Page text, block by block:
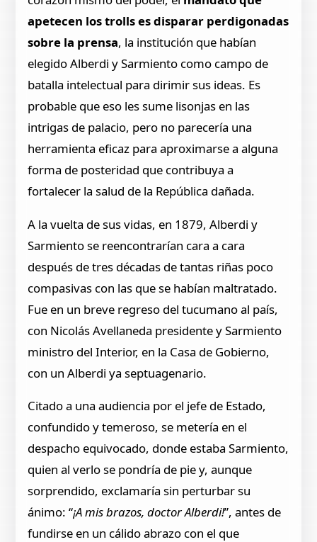
apetecen los trolls es disparar perdigonadas
sobre la prensa, la institución que habían
elegido Alberdi y Sarmiento como campo de
batalla intelectual para dirimir sus ideas. Es
probable que eso les sume lisonjas en las
intrigas de palacio, pero no parecería una
herramienta eficaz para aproximarse a alguna
forma de posteridad que contribuya a
fortalecer la salud de la República dañada.
A la vuelta de sus vidas, en 1879, Alberdi y
Sarmiento se reencontrarían cara a cara
después de tres décadas de tantas riñas poco
compasivas con las que se habían maltratado.
Fue en un breve regreso del tucumano al país,
con Nicolás Avellaneda presidente y Sarmiento
ministro del Interior, en la Casa de Gobierno,
con un Alberdi ya septuagenario.
Citado a una audiencia por el jefe de Estado,
confundido y temeroso, se metería en el
despacho equivocado, donde estaba Sarmiento,
quien al verlo se pondría de pie y, aunque
sorprendido, exclamaría sin perturbar su
ánimo: “¡A mis brazos, doctor Alberdi!”, antes de
fundirse en un cálido abrazo con el que